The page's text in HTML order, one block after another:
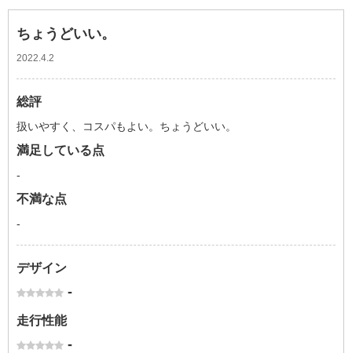
ちょうどいい。
2022.4.2
総評
扱いやすく、コスパもよい。ちょうどいい。
満足している点
-
不満な点
-
デザイン
-
走行性能
-